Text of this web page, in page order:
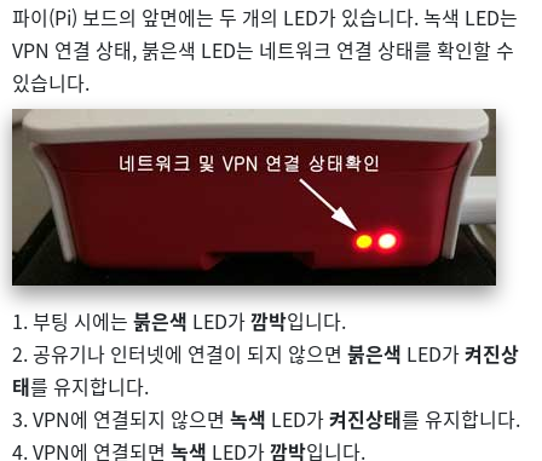
파이(Pi) 보드의 앞면에는 두 개의 LED가 있습니다. 녹색 LED는
VPN 연결 상태, 붉은색 LED는 네트워크 연결 상태를 확인할 수
있습니다.
1. 부팅 시에는 붉은색 LED가깜박입니다.
2. 공유기나 인터넷에 연결이 되지 않으면 붉은색 LED가켜진상
태를 유지합니다.
3. VPN에 연결되지 않으면 녹색 LED가켜진상태를 유지합니다.
4. VPN에 연결되면 녹색 LED가깜박입니다.